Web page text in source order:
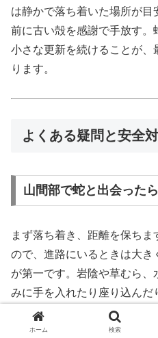
は静かで落ち着いた場所が
前に古い殻を感謝で手放す
小さな更新を続けることが
ります。
よくある疑問と安全
山間部で蛇と出会った
まず落ち着き、距離を保ち
ので、進路にいるときは大き
が第一です。岩陰や草むら
みに手を入れたり座り込んだ
歩きます。子どもには「石
徹底し、ペットはリードを
ホーム 検索